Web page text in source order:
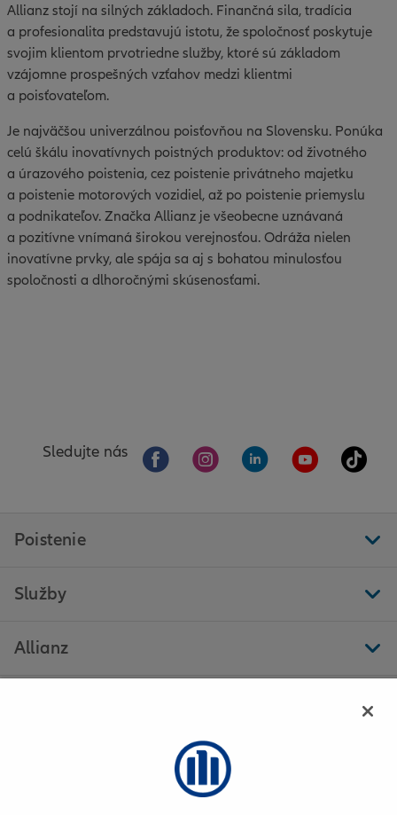
Allianz stojí na silných základoch. Finančná sila, tradícia
a profesionalita predstavujú istotu, že spoločnosť poskytuje
svojim klientom prvotriedne služby, ktoré sú základom
vzájomne prospešných vzťahov medzi klientmi
a poisťovateľom.
Je najväčšou univerzálnou poisťovňou na Slovensku. Ponúka
celú škálu inovatívnych poistných produktov: od životného
a úrazového poistenia, cez poistenie privátneho majetku
a poistenie motorových vozidiel, až po poistenie priemyslu
a podnikateľov. Značka Allianz je všeobecne uznávaná
a pozitívne vnímaná širokou verejnosťou. Odráža nielen
inovatívne prvky, ale spája sa aj s bohatou minulosťou
spoločnosti a dlhoročnými skúsenosťami.
Sledujte nás
Poistenie
Služby
Allianz
Allianz - Stanislava Gašparová - Kynceľová